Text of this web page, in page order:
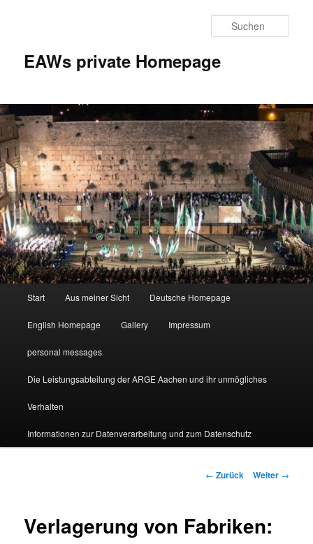
EAWs private Homepage
Start Aus meiner Sicht Deutsche Homepage
English Homepage Gallery Impressum
personal messages
Die Leistungsabteilung der ARGE Aachen und ihr unmögliches
Verhalten
Informationen zur Datenverarbeitung und zum Datenschutz
Beitragsnavigation
← Zurück Weiter →
Verlagerung von Fabriken: